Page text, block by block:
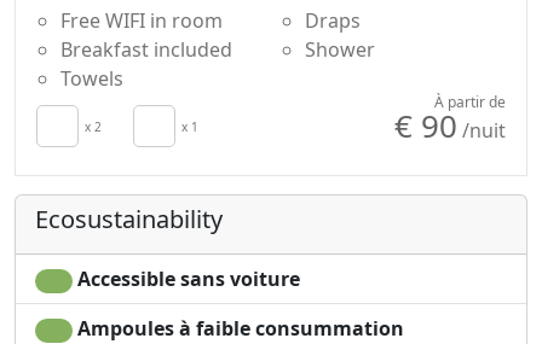
Free WIFI in room
Breakfast included
Towels
Draps
Shower
x 2 x 1
À partir de
€ 90 /nuit
Ecosustainability
Accessible sans voiture
Ampoules à faible consummation